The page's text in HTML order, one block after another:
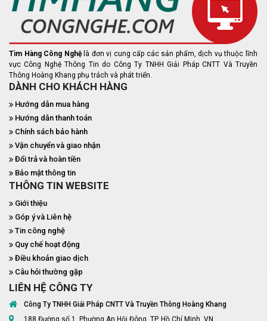
Tìm Hàng Công Nghệ là đơn vị cung cấp các sản phẩm, dịch vụ thuộc lĩnh
vực Công Nghệ Thông Tin do Công Ty TNHH Giải Pháp CNTT Và Truyền
Thông Hoàng Khang phụ trách và phát triển.
DÀNH CHO KHÁCH HÀNG
Hướng dẫn mua hàng
Hướng dẫn thanh toán
Chính sách bảo hành
Vận chuyển và giao nhận
Đổi trả và hoàn tiền
Bảo mật thông tin
THÔNG TIN WEBSITE
Giới thiệu
Góp ý và Liên hệ
Tin công nghệ
Quy chế hoạt động
Điều khoản giao dịch
Câu hỏi thường gặp
LIÊN HỆ CÔNG TY
Công Ty TNHH Giải Pháp CNTT Và Truyền Thông Hoàng Khang
188 Đường số 1, Phường An Hội Đông, TP. Hồ Chí Minh, VN.